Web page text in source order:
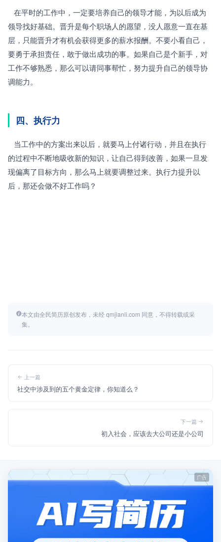
领导找好基础。晋升是每个职场人的愿望，没人愿意一直在基
层，只能晋升才有机会获得更多的薪水报酬。不要小看自己，
要勇于承担责任，敢于做出成功的事。如果自己是个新手，对
工作不够熟悉，那么可以请同事帮忙，努力提升自己的领导协
调能力。
四、执行力
的过程中不断地吸收新的知识，让自己得到改善，如果一旦发
现偏离了目标方向，那么马上就要调整过来。执行力提升以
后，那还会做不好工作吗？
本文由全民简历原创发布，未经 qmjianli.com 同意，不得转载或采
集。
上一篇
社交中涉及到的五个黄金定律，你知道么？
下一篇
初入社会，应该去大公司还是小公司